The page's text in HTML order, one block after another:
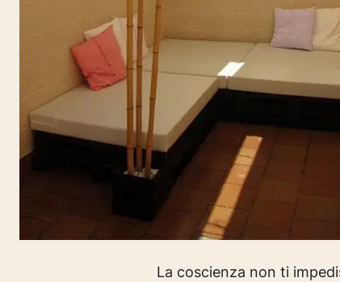
La coscienza non ti